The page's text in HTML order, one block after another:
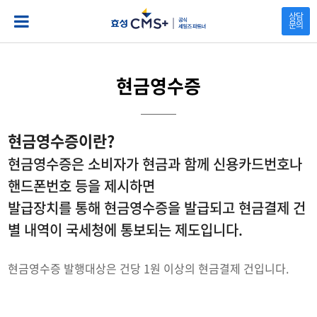
상담
문의
현금영수증
현금영수증이란?
현금영수증은 소비자가 현금과 함께 신용카드번호나
핸드폰번호 등을 제시하면
발급장치를 통해 현금영수증을 발급되고 현금결제 건
별 내역이 국세청에 통보되는 제도입니다.
현금영수증 발행대상은 건당 1원 이상의 현금결제 건입니다.